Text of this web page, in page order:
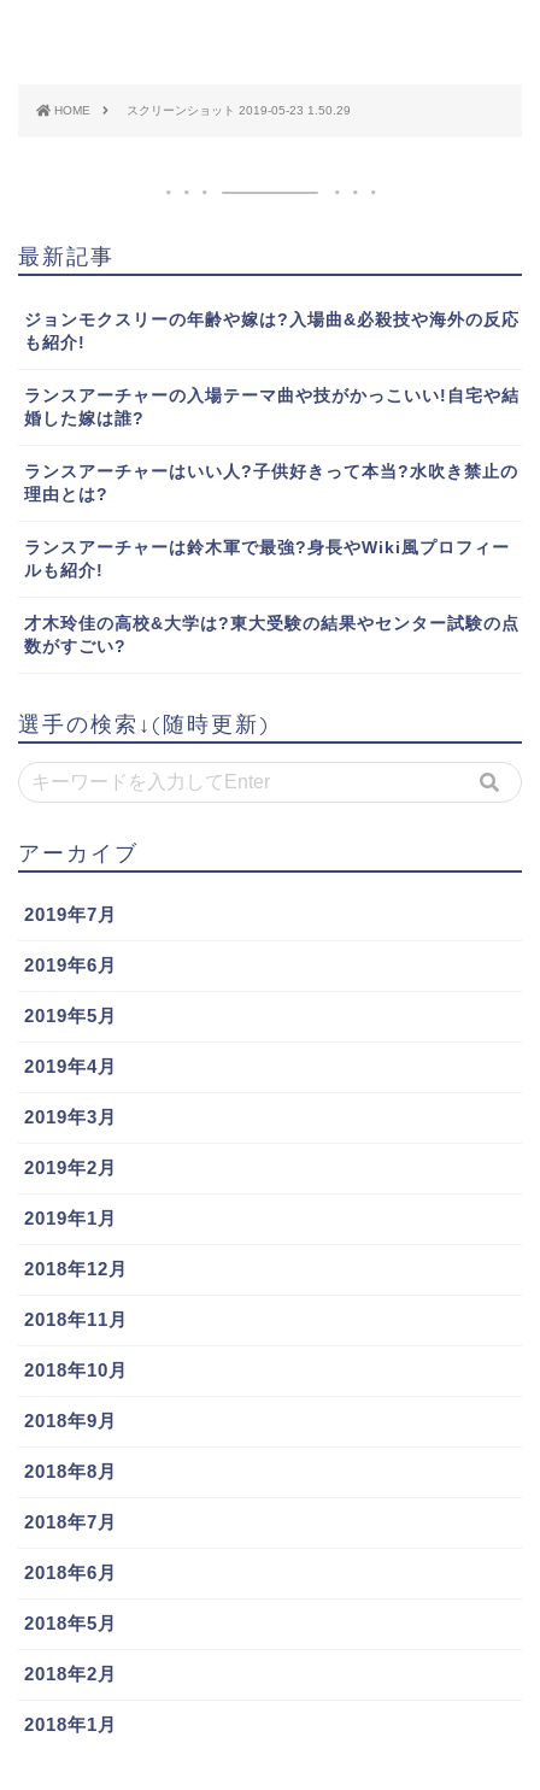
HOME スクリーンショット 2019-05-23 1.50.29
最新記事
ジョンモクスリーの年齢や嫁は?入場曲&必殺技や海外の反応
も紹介!
ランスアーチャーの入場テーマ曲や技がかっこいい!自宅や結
婚した嫁は誰?
ランスアーチャーはいい人?子供好きって本当?水吹き禁止の
理由とは?
ランスアーチャーは鈴木軍で最強?身長やWiki風プロフィー
ルも紹介!
才木玲佳の高校&大学は?東大受験の結果やセンター試験の点
数がすごい?
選手の検索↓(随時更新)
アーカイブ
2019年7月
2019年6月
2019年5月
2019年4月
2019年3月
2019年2月
2019年1月
2018年12月
2018年11月
2018年10月
2018年9月
2018年8月
2018年7月
2018年6月
2018年5月
2018年2月
2018年1月